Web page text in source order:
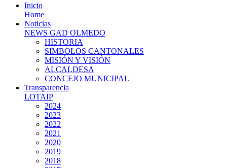
Inicio
Home
Noticias
NEWS GAD OLMEDO
HISTORIA
SIMBOLOS CANTONALES
MISIÓN Y VISIÓN
ALCALDESA
CONCEJO MUNICIPAL
Transparencia
LOTAIP
2024
2023
2022
2021
2020
2019
2018